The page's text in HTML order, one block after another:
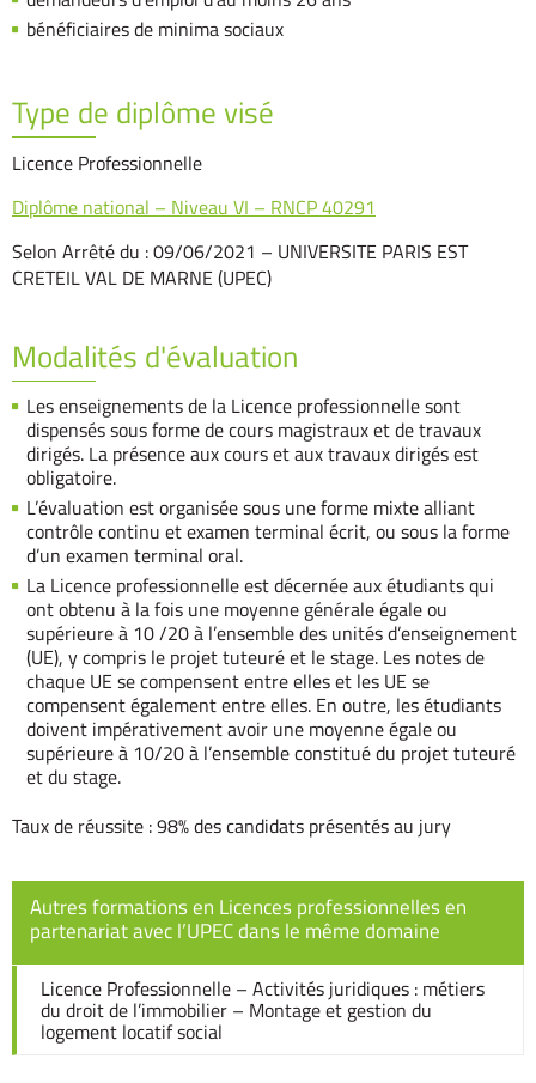
bénéficiaires de minima sociaux
Type de diplôme visé
Licence Professionnelle
Diplôme national – Niveau VI – RNCP 40291
Selon Arrêté du : 09/06/2021 – UNIVERSITE PARIS EST
CRETEIL VAL DE MARNE (UPEC)
Modalités d'évaluation
Les enseignements de la Licence professionnelle sont
dispensés sous forme de cours magistraux et de travaux
dirigés. La présence aux cours et aux travaux dirigés est
obligatoire.
L’évaluation est organisée sous une forme mixte alliant
contrôle continu et examen terminal écrit, ou sous la forme
d’un examen terminal oral.
La Licence professionnelle est décernée aux étudiants qui
ont obtenu à la fois une moyenne générale égale ou
supérieure à 10 /20 à l’ensemble des unités d’enseignement
(UE), y compris le projet tuteuré et le stage. Les notes de
chaque UE se compensent entre elles et les UE se
compensent également entre elles. En outre, les étudiants
doivent impérativement avoir une moyenne égale ou
supérieure à 10/20 à l’ensemble constitué du projet tuteuré
et du stage.
Taux de réussite : 98% des candidats présentés au jury
Autres formations en Licences professionnelles en
partenariat avec l’UPEC dans le même domaine
Licence Professionnelle – Activités juridiques : métiers
du droit de l’immobilier – Montage et gestion du
logement locatif social